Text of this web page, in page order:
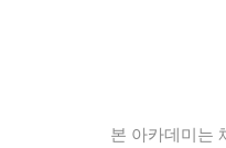
본 아카데미는